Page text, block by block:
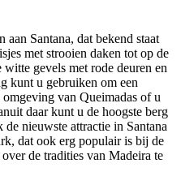
aan Santana, dat bekend staat
met strooien daken tot op de
gevels met rode deuren en
kunt u gebruiken om een
van Queimadas of u
daar kunt u de hoogste berg
nieuwste attractie in Santana
dat ook erg populair is bij de
de tradities van Madeira te